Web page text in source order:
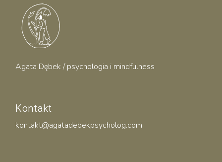
Agata Dębek / psychologia i mindfulness
Kontakt
kontakt@agatadebekpsycholog.com